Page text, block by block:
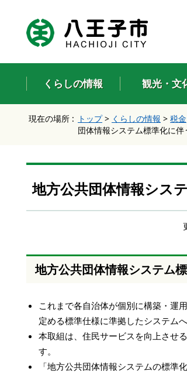
ン
タ
ー
キ
ナ
ビ
ョ
を
キ
て
移
ま
くらしの情報 観光・文
現在の場所 : トップ> くらしの情報 > 税金
団体情報システム標準化に
地方公共団体情報シス
地方公共団体情報システム
これまで各自治体が個別に構築・運
定める標準仕様に準拠したシステム
本取組は、住民サービスを向上させ
す。
「地方公共団体情報システムの標